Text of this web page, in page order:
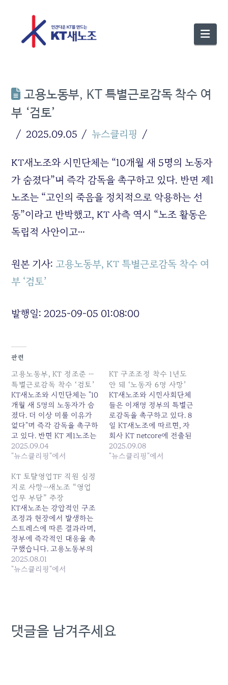
고용노동부, KT 특별근로감독 착수 여
부 ‘검토’
2025.09.05 뉴스클리핑
KT새노조와 시민단체는 “10개월 새 5명의 노동자
가 숨졌다”며 즉각 감독을 촉구하고 있다. 반면 제1
노조는 “고인의 죽음을 정치적으로 악용하는 선
동”이라고 반박했고, KT 사측 역시 “노조 활동은
독립적 사안이고…
원본 기사:고용노동부, KT 특별근로감독 착수 여
부 ‘검토’
발행일: 2025-09-05 01:08:00
관련
고용노동부, KT 정조준 …
특별근로감독 착수 ‘검토’
KT새노조와 시민단체는 "10
개월 새 5명의 노동자가 숨
졌다. 더 이상 미룰 이유가
없다"며 즉각 감독을 촉구하
고 있다. 반면 KT 제1노조는
"고인의 죽음을 정치적으로
악용하는 선동"이라고 맞서
본 기사: 고용노동부, KT 정
조준 ...특별근로감독 착수
'검토' 발행일: 2025-09-04
23:00:00
2025.09.04
"뉴스클리핑"에서
KT 구조조정 착수 1년도
안 돼 ‘노동자 6명 사망’
KT새노조와 시민사회단체
들은 이재명 정부의 특별근
로감독을 촉구하고 있다. 8
일 KT새노조에 따르면, 자
회사 KT netcore에 전출된
50대 노동자가 지난달 17일
심정지로 사망했다. KT
2025.09.08
"뉴스클리핑"에서
KT 토탈영업TF 직원 심정
지로 사망…새노조 “영업
업무 부담” 주장
KT새노조는 강압적인 구조
조정과 현장에서 발생하는
스트레스에 따른 결과라며,
정부에 즉각적인 대응을 촉
구했습니다. 고용노동부의
특별근로감독 시행이 이뤄
져야 한다는 주장입니다.
04:36:00
2025.08.01
"뉴스클리핑"에서
댓글을 남겨주세요